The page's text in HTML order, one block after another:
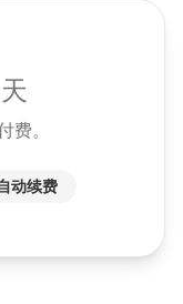
。
动续费